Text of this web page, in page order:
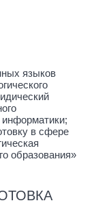
языков
информатики;
в сфере
образования»